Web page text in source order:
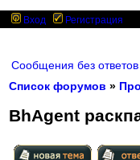
Вход Регистрация
Сообщения без ответов
Список форумов »
BhAgent